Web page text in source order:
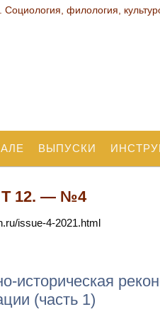
ВЫПУСКИ
Т 12. — №4
issue-4-2021.html
историческая
(часть 1)